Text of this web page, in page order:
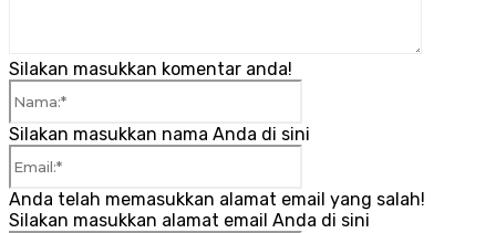
Silakan masukkan komentar anda!
Silakan masukkan nama Anda di sini
Anda telah memasukkan alamat email yang salah!
Silakan masukkan alamat email Anda di sini